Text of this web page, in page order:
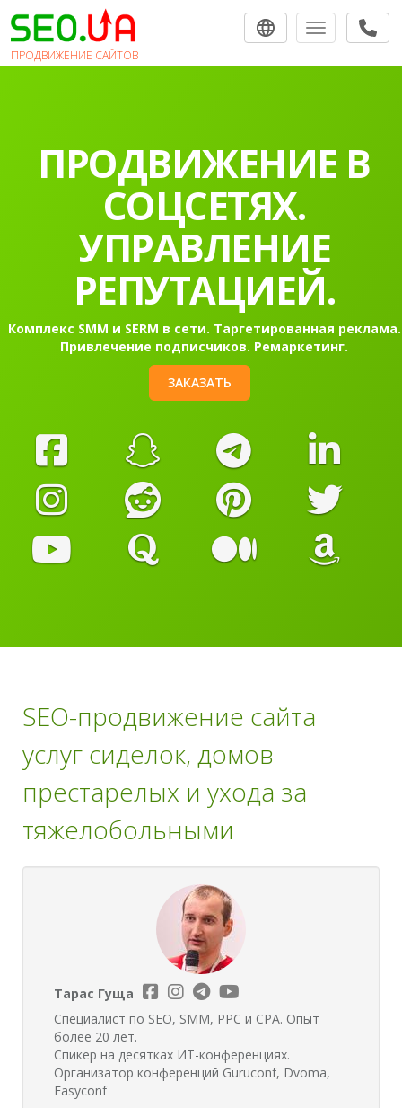
ПРОДВИЖЕНИЕ САЙТОВ
Toggle
ПРОДВИЖЕНИЕ
САЙТОВ В
ПОИСКОВЫХ
СИСТЕМАХ.
Раскрутка сайта в Гугл в топ-10 на первую страницу
Контекстная реклама Google Ads.
ЗАКАЗАТЬ
SEO-продвижение сайта
услуг сиделок, домов
престарелых и ухода за
тяжелобольными
Тарас Гуща
Специалист по SEO, SMM, PPC и CPA. Опыт
более 20 лет.
Спикер на десятках ИТ-конференциях.
Организатор конференций Guruconf, Dvoma,
Easyconf